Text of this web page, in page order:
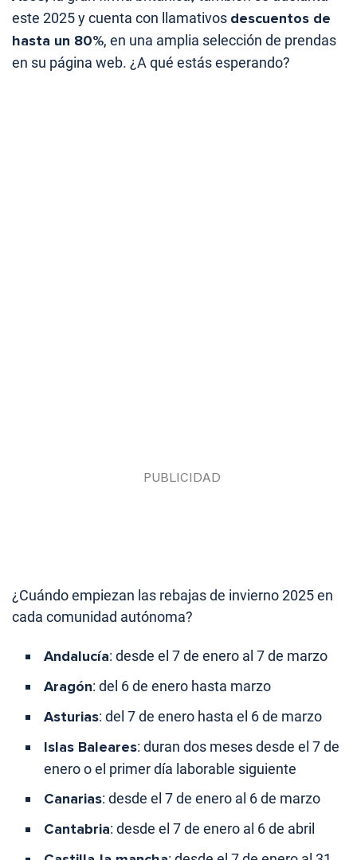
este 2025 y cuenta con llamativos descuentos de
hasta un 80%, en una amplia selección de prendas
en su página web. ¿A qué estás esperando?
¿Cuándo empiezan las rebajas de invierno 2025 en
cada comunidad autónoma?
Andalucía: desde el 7 de enero al 7 de marzo
Aragón: del 6 de enero hasta marzo
Asturias: del 7 de enero hasta el 6 de marzo
Islas Baleares: duran dos meses desde el 7 de
enero o el primer día laborable siguiente
Canarias: desde el 7 de enero al 6 de marzo
Cantabria: desde el 7 de enero al 6 de abril